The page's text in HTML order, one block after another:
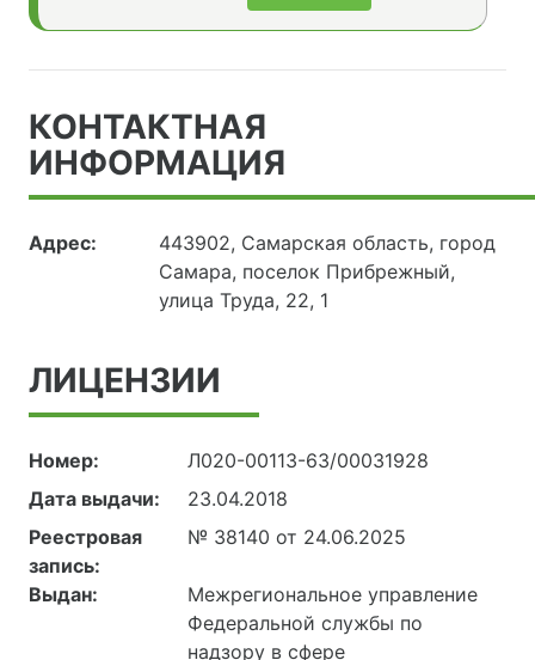
КОНТАКТНАЯ
ИНФОРМАЦИЯ
Адрес:
443902, Самарская область, город
Самара, поселок Прибрежный,
улица Труда, 22, 1
ЛИЦЕНЗИИ
Номер:
Л020-00113-63/00031928
Дата выдачи:
23.04.2018
Реестровая
запись:
№ 38140 от 24.06.2025
Выдан:
Межрегиональное управление
Федеральной службы по
надзору в сфере